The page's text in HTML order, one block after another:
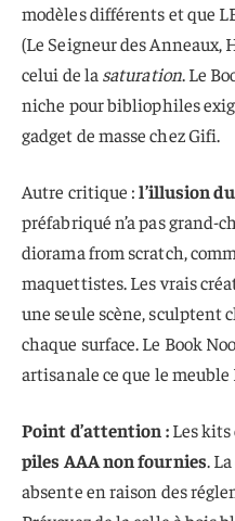
modèles différents et que
(Le Seigneur des Anneaux,
celui de la saturation. Le
niche pour bibliophiles
gadget de masse chez Gifi.
Autre critique :l’illusion
préfabriqué n’a pas grand-
diorama from scratch,
maquettistes. Les vrais
une seule scène, sculptent
chaque surface. Le Book
artisanale ce que le meuble
Point d’attention :Les kits
piles AAA non fournies.
absente en raison des